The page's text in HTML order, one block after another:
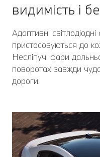
видимість і
Адаптивні
пристосовуються до
Несліпучі фари
поворотах завжди
дороги.